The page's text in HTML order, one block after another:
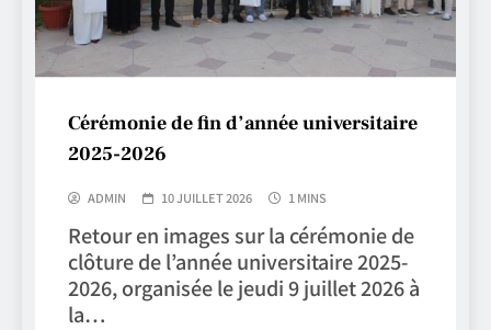
Cérémonie de fin d’année universitaire
2025-2026
ADMIN 10 JUILLET 2026 1 MINS
Retour en images sur la cérémonie de
clôture de l’année universitaire 2025-
2026, organisée le jeudi 9 juillet 2026 à
la…